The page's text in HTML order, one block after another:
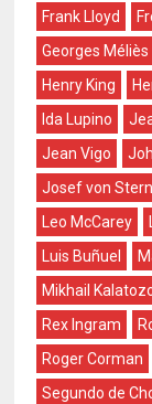
Frank Lloyd
Georges Méliès
Henry King
Ida Lupino
Jean Vigo
Josef von
Leo McCarey
Luis Buñuel
Mikhail
Rex Ingram
Roger Corman
Segundo de